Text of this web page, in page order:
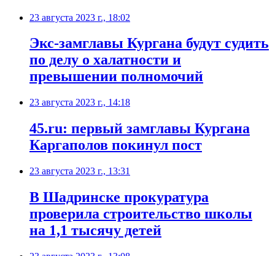
23 августа 2023 г., 18:02
Экс-замглавы Кургана будут судить
по делу о халатности и
превышении полномочий
23 августа 2023 г., 14:18
45.ru: первый замглавы Кургана
Каргаполов покинул пост
23 августа 2023 г., 13:31
В Шадринске прокуратура
проверила строительство школы
на 1,1 тысячу детей